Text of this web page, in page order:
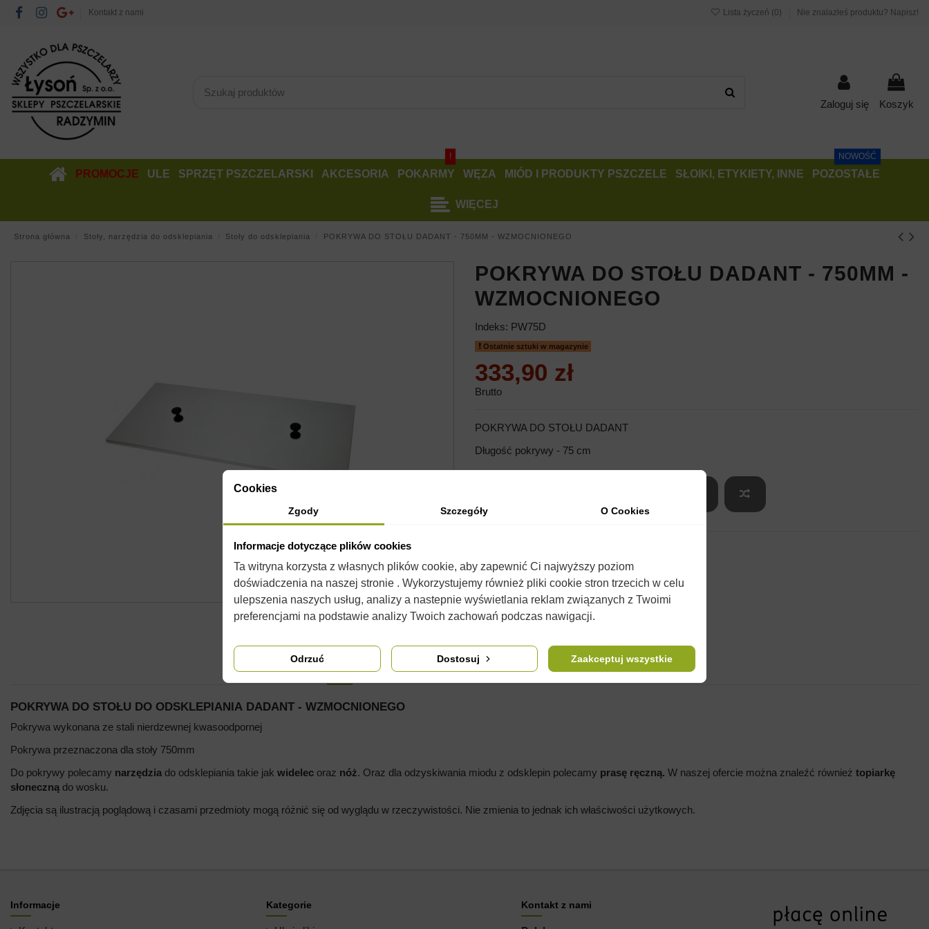
Kontakt z nami Lista życzeń (0) Nie znalazłeś produktu? Napisz!
Zaloguj się Koszyk
PROMOCJE ULE SPRZĘT PSZCZELARSKI AKCESORIA POKARMY
!
WĘZA MIÓD I PRODUKTY PSZCZELE SŁOIKI, ETYKIETY, INNE POZOSTAŁE
NOWOŚĆ
WIĘCEJ
Strona główna Stoły, narzędzia do odsklepiania Stoły do odsklepiania POKRYWA DO STOŁU DADANT - 750MM - WZMOCNIONEGO
POKRYWA DO STOŁU DADANT - 750MM -
WZMOCNIONEGO
Indeks: PW75D
Ostatnie sztuki w magazynie
333,90 zł
Brutto
POKRYWA DO STOŁU DADANT
Długość pokrywy - 75 cm
OPIS SZCZEGÓŁY PRODUKTU KOMENTARZE(0)
POKRYWA DO STOŁU DO ODSKLEPIANIA DADANT - WZMOCNIONEGO
Pokrywa wykonana ze stali nierdzewnej kwasoodpornej
Pokrywa przeznaczona dla stoły 750mm
Do pokrywy polecamy narzędzia do odsklepiania takie jak widelec oraz nóż. Oraz dla odzyskiwania miodu z odsklepin polecamy prasę ręczną. W naszej ofercie można znaleźć również topiarkę
słoneczną do wosku.
Zdjęcia są ilustracją poglądową i czasami przedmioty mogą różnić się od wyglądu w rzeczywistości. Nie zmienia to jednak ich właściwości użytkowych.
Informacje Kategorie Kontakt z nami
Cookies
Zgody Szczegóły O Cookies
Informacje dotyczące plików cookies
Ta witryna korzysta z własnych plików cookie, aby zapewnić Ci najwyższy poziom
doświadczenia na naszej stronie . Wykorzystujemy również pliki cookie stron trzecich w celu
ulepszenia naszych usług, analizy a nastepnie wyświetlania reklam związanych z Twoimi
preferencjami na podstawie analizy Twoich zachowań podczas nawigacji.
Odrzuć Dostosuj Zaakceptuj wszystkie